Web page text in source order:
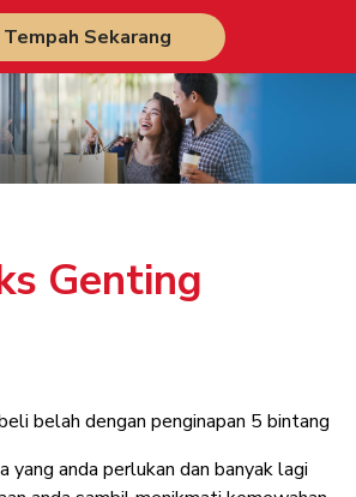
Tempah Sekarang
Genting
belah dengan penginapan 5 bintang
yang anda perlukan dan banyak lagi